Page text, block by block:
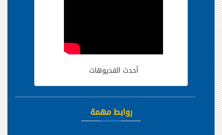
أحدث الفديوهات
روابط مهمة